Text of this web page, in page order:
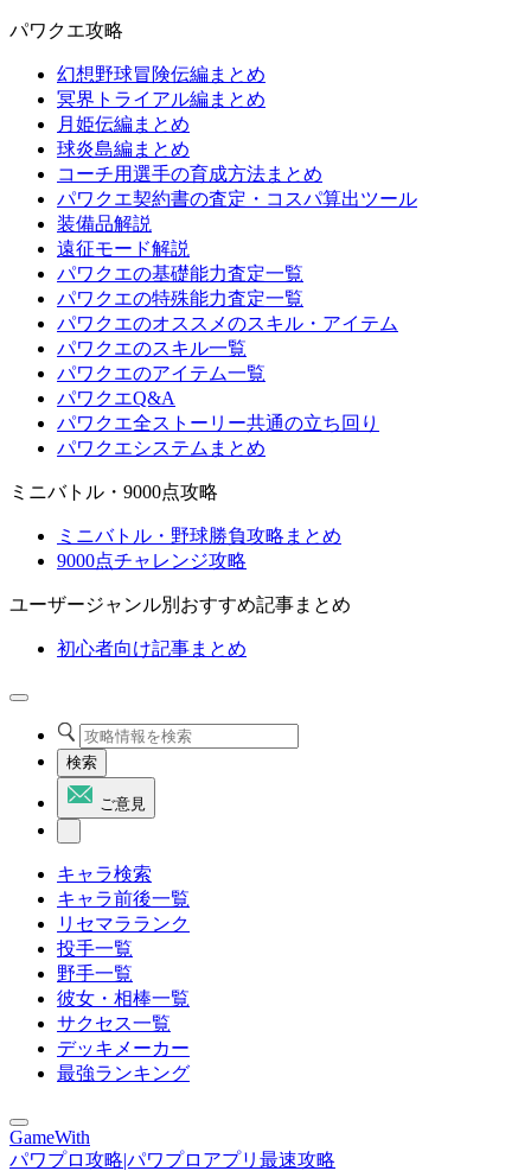
パワクエ攻略
幻想野球冒険伝編まとめ
冥界トライアル編まとめ
月姫伝編まとめ
球炎島編まとめ
コーチ用選手の育成方法まとめ
パワクエ契約書の査定・コスパ算出ツール
装備品解説
遠征モード解説
パワクエの基礎能力査定一覧
パワクエの特殊能力査定一覧
パワクエのオススメのスキル・アイテム
パワクエのスキル一覧
パワクエのアイテム一覧
パワクエQ&A
パワクエ全ストーリー共通の立ち回り
パワクエシステムまとめ
ミニバトル・9000点攻略
ミニバトル・野球勝負攻略まとめ
9000点チャレンジ攻略
ユーザージャンル別おすすめ記事まとめ
初心者向け記事まとめ
検索
ご意見
キャラ検索
キャラ前後一覧
リセマラランク
投手一覧
野手一覧
彼女・相棒一覧
サクセス一覧
デッキメーカー
最強ランキング
GameWith
パワプロ攻略|パワプロアプリ最速攻略